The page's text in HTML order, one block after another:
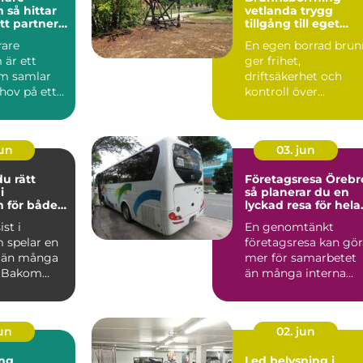
partner
är ett
samlar
på ett
l...
vetlanda trygg
tillgång till eget
En egen borrad
ger frihet,
driftsäkerhet och
kontroll över
många fastigh...
rätt
för både
i
spelar en
många
03. jun
Företagsresa
så planerar du en
lyckad resa för hela
En genomtänkt
företagsresa kan
mer för samarbetet
än många interna
människor får byt...
02. jun